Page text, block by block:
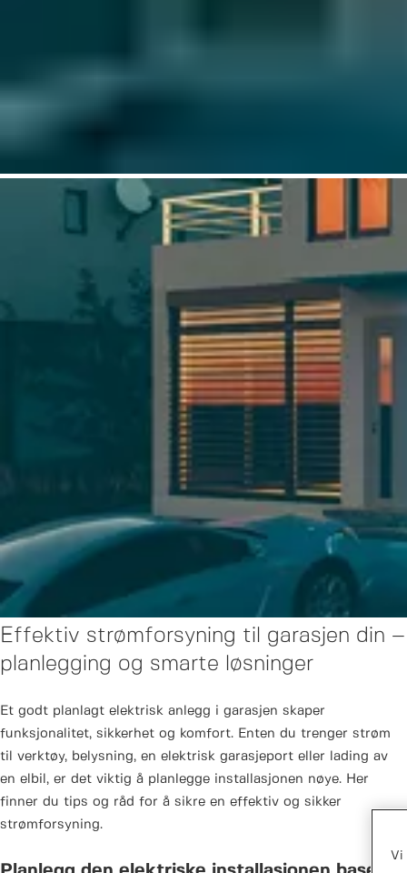
Effektiv strømforsyning til garasjen din –
planlegging og smarte løsninger
Et godt planlagt elektrisk anlegg i garasjen skaper
funksjonalitet, sikkerhet og komfort. Enten du trenger strøm
til verktøy, belysning, en elektrisk garasjeport eller lading av
en elbil, er det viktig å planlegge installasjonen nøye. Her
finner du tips og råd for å sikre en effektiv og sikker
strømforsyning.
Vi